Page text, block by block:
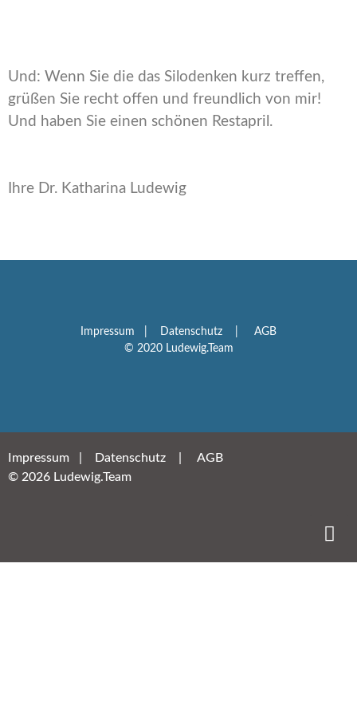
Und: Wenn Sie die das Silodenken kurz treffen,
grüßen Sie recht offen und freundlich von mir!
Und haben Sie einen schönen Restapril.
Ihre Dr. Katharina Ludewig
Impressum Datenschutz
AGB
© 2020 Ludewig.Team
Impressum Datenschutz
AGB
© 2026 Ludewig.Team